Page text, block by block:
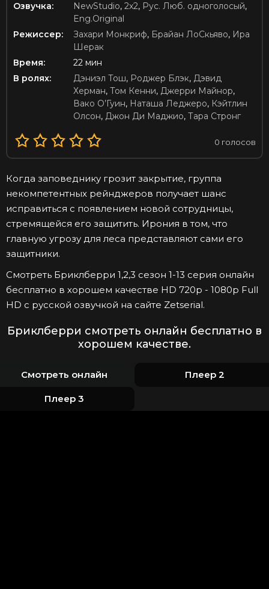
Озвучка:
NewStudio, 2x2, Рус. Люб. одноголосый,
Eng.Original
Режиссер:
Захари Монкриф, Брайан ЛоСкьяво, Ира
Шерак
Время:
22 мин
В ролях:
Дэниэл Тош, Роджер Блэк, Дэвид
Херман, Том Кенни, Джерри Майнор,
Вако О’Гуин, Наташа Леджеро, Кэйтлин
Олсон, Джон Ди Маджио, Тара Стронг
0 голосов
Когда заповеднику грозит закрытие, группа
некомпетентных рейнджеров получает шанс
исправиться с появлением новой сотрудницы,
стремящейся его защитить. Ирония в том, что
главную угрозу для леса представляют сами его
защитники.
Смотреть Бриклберри 1,2,3 сезон 1-13 серия онлайн
бесплатно в хорошем качестве HD 720p - 1080p Full
HD с русской озвучкой на сайте Zetserial.
Бриклберри смотреть онлайн бесплатно в
хорошем качестве.
Смотреть онлайн Плеер 2
Плеер 3